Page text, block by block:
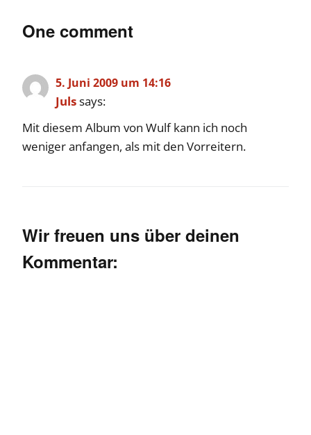
One comment
5. Juni 2009 um 14:16
Julssays:
Mit diesem Album von Wulf kann ich noch
weniger anfangen, als mit den Vorreitern.
Wir freuen uns über deinen
Kommentar: